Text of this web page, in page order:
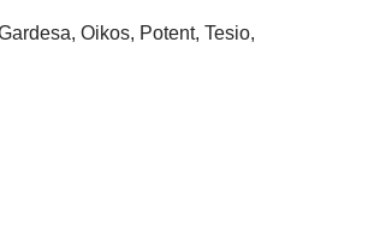
Oikos, Potent, Tesio,